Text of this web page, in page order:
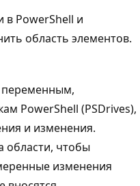
в PowerShell и
область элементов.
переменным,
PowerShell (PSDrives),
и изменения.
области, чтобы
изменения